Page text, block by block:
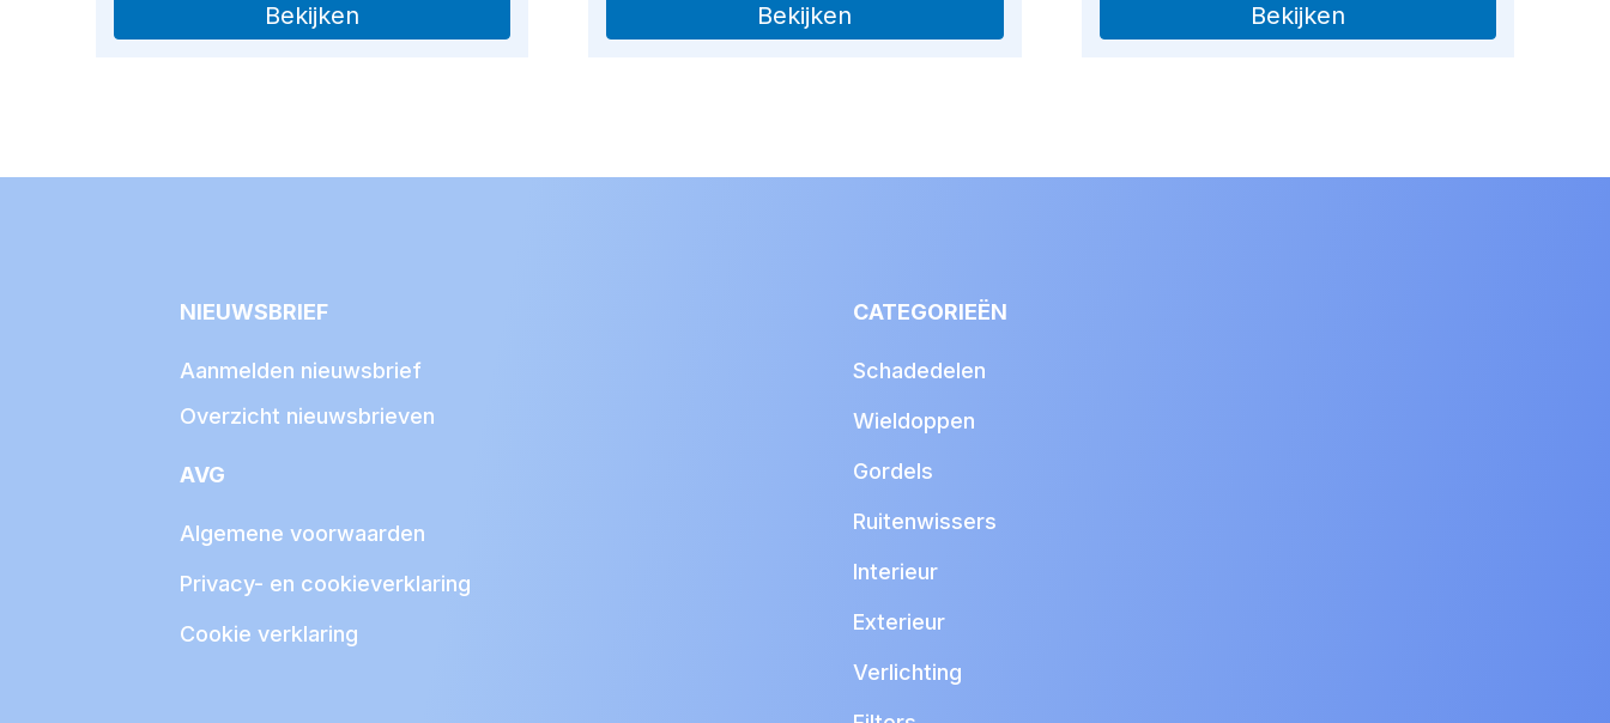
Bekijken Bekijken Bekijken
NIEUWSBRIEF
Aanmelden nieuwsbrief
Overzicht nieuwsbrieven
AVG
Algemene voorwaarden
Privacy- en cookieverklaring
Cookie verklaring
CATEGORIEËN
Schadedelen
Wieldoppen
Gordels
Ruitenwissers
Interieur
Exterieur
Verlichting